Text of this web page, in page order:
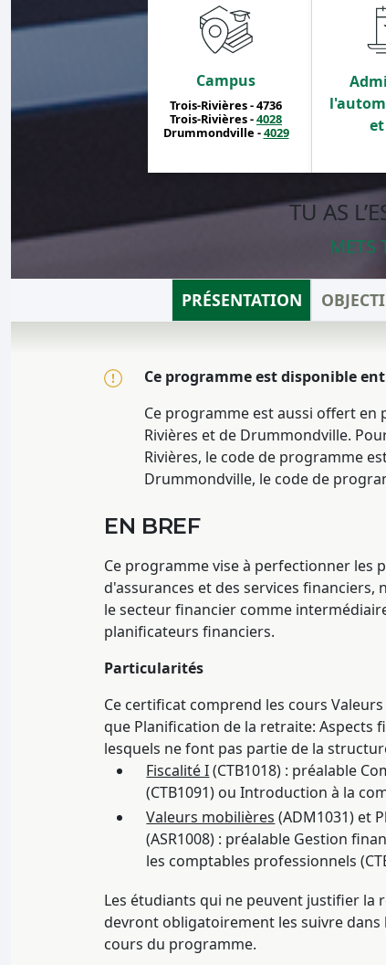
Campus
Trois-Rivières - 4736
Trois-Rivières -4028
Drummondville -4029
TU AS
METS
PRÉSENTATION
Ce programme est disponible
Ce programme est aussi offert en
Rivières et de Drummondville.
Rivières, le code de programme
Drummondville, le code de
EN BREF
Ce programme vise à perfectionner les
d'assurances et des services
le secteur financier comme
planificateurs financiers.
Particularités
Ce certificat comprend les cours Valeurs
que Planification de la retraite: Aspects
lesquels ne font pas partie de la
Fiscalité I(CTB1018) : préalable
(CTB1091) ou Introduction à la
Valeurs mobilières (ADM1031) et
(ASR1008) : préalable Gestion
les comptables professionnels
Les étudiants qui ne peuvent justifier la
devront obligatoirement les suivre
cours du programme.